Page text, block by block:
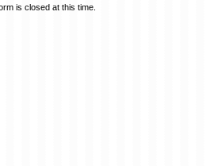
is closed at this time.